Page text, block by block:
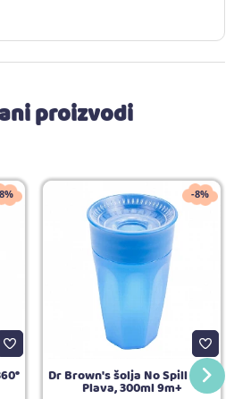
proizvodi
-8%
Dr Brown's šolja No Spill 360°
Plava, 300ml 9m+